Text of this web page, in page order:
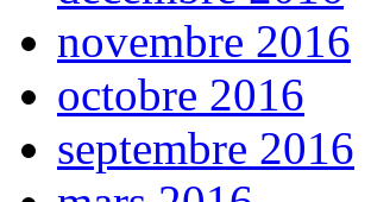
novembre 2016
octobre 2016
septembre 2016